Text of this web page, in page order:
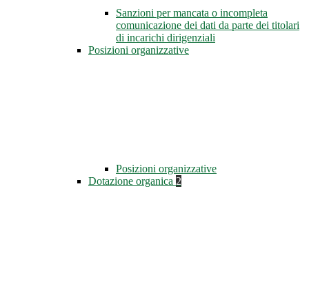
Sanzioni per mancata o incompleta
comunicazione dei dati da parte dei titolari
di incarichi dirigenziali
Posizioni organizzative
Posizioni organizzative
Dotazione organica 2